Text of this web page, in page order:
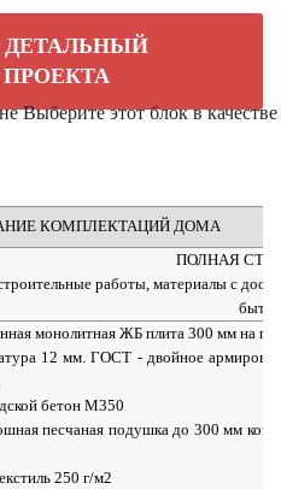
ПРОЕКТА
Выберите этот блок в качестве
КОМПЛЕКТАЦИЙ ДОМА
ПОЛНАЯ
работы, материалы с
монолитная ЖБ плита 300 мм на
12 мм. ГОСТ - двойное
бетон М350
песчаная подушка до 300 мм
250 г/м2